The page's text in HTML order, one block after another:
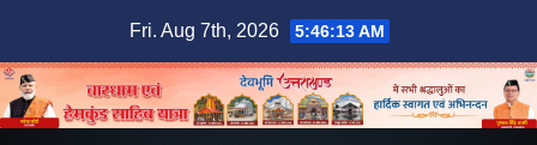
content
Fri. Aug 7th, 2026 5:46:14 AM